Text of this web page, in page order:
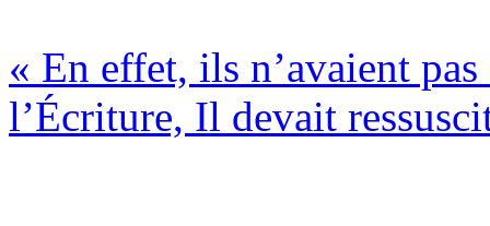
« En effet, ils n’avaient
l’Écriture, Il devait